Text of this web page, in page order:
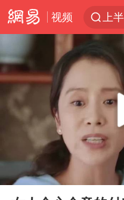
视频
杭
王
《
中
Play
00:00